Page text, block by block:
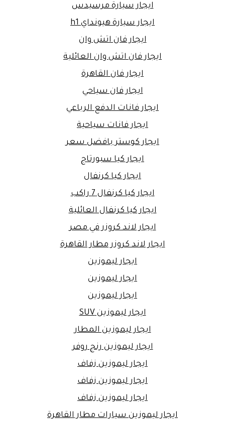
ايجار سيارة مرسيدس
ايجار سيارة هيونداي h1
ايجار فان اتش وان
ايجار فان اتش وان العائلية
ايجار فان القاهرة
ايجار فان سياحي
ايجار فانات الدفع الرباعي
ايجار فانات سياحية
ايجار كوستر بافضل سعر
ايجار كيا سبورتاج
ايجار كيا كرنفال
ايجار كيا كرنفال 7 راكب
ايجار كيا كرنفال العائلية
ايجار لاند كروزر في مصر
ايجار لاند كروزر مطار القاهرة
ايجار ليموزين
ايجار ليموزين
ايجار ليموزين
ايجار ليموزين SUV
ايجار ليموزين المطار
ايجار ليموزين رنج روفر
ايجار ليموزين زفاف
ايجار ليموزين زفاف
ايجار ليموزين زفاف
ايجار ليموزين سيارات مطار القاهرة